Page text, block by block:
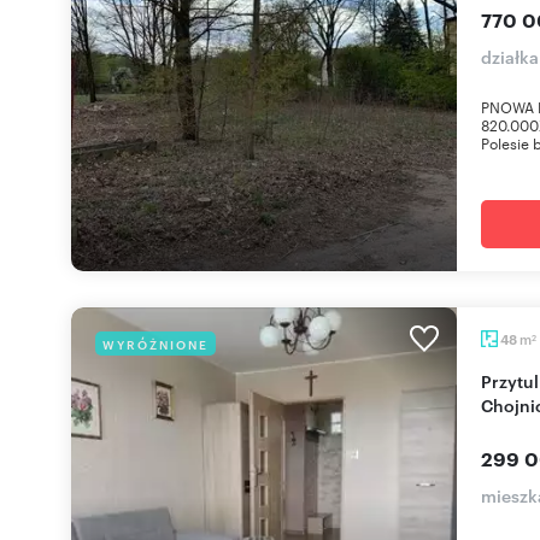
770
Polesie
WYRÓŻNIONE 48 m2
Przytulne 3-pokojowe mieszkanie 48 m² w
299